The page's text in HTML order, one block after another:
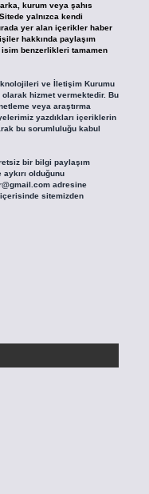
kurum veya şahıs
yalnızca kendi
yer alan içerikler haber
hakkında paylaşım
benzerlikleri tamamen
ve İletişim Kurumu
olarak hizmet vermektedir. Bu
veya araştırma
yazdıkları içeriklerin
bu sorumluluğu kabul
bir bilgi paylaşım
olduğunu
adresine
sitemizden